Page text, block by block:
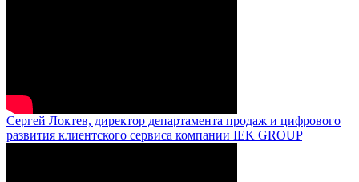
Сергей Локтев, директор департамента продаж и цифрового
развития клиентского сервиса компании IEK GROUP